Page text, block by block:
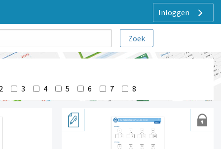
Inloggen
2 3 4 5 6 7 8